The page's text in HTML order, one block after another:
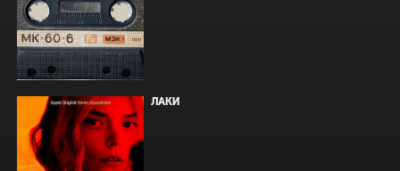
ЛАКИ